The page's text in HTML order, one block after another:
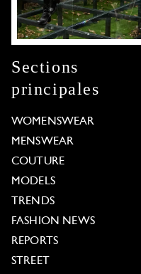
Sections
principales
WOMENSWEAR
MENSWEAR
COUTURE
MODELS
TRENDS
FASHION NEWS
REPORTS
STREET